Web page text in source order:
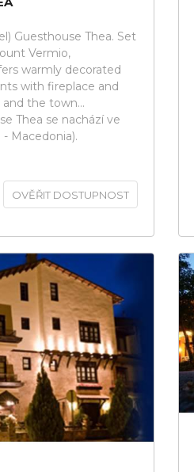
Guesthouse Thea. Set
Vermio,
warmly decorated
with fireplace and
the town...
Thea se nachází ve
Macedonia).
OVĚŘIT DOSTUPNOST